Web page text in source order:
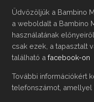
rating
article.
Üdvözöljük a Bambino
a weboldalt a Bambino
használatának
csak ezek, a tapasztalt
található a facebook-on
További információkért
telefonszámot, amellyel